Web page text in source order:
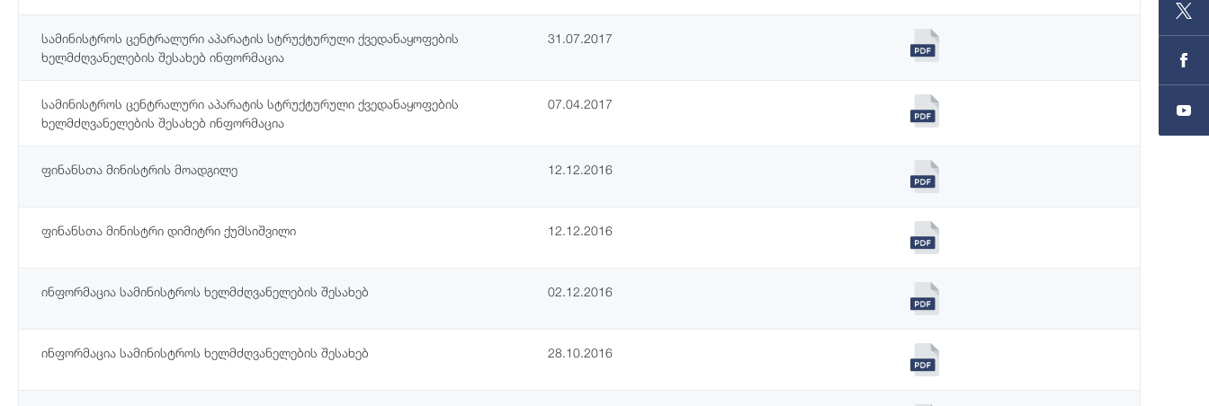
სამინისტროს ცენტრალური აპარატის სტრუქტურული ქვედანაყოფების
ხელმძღვანელების შესახებ ინფორმაცია
31.07.2017
სამინისტროს ცენტრალური აპარატის სტრუქტურული ქვედანაყოფების
ხელმძღვანელების შესახებ ინფორმაცია
07.04.2017
ფინანსთა მინისტრის მოადგილე 12.12.2016
ფინანსთა მინისტრი დიმიტრი ქუმსიშვილი 12.12.2016
ინფორმაცია სამინისტროს ხელმძღვანელების შესახებ 02.12.2016
ინფორმაცია სამინისტროს ხელმძღვანელების შესახებ 28.10.2016